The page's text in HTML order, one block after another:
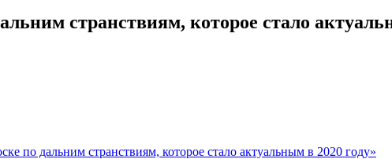
странствиям, которое стало
по дальним странствиям, которое стало актуальным в 2020 году»